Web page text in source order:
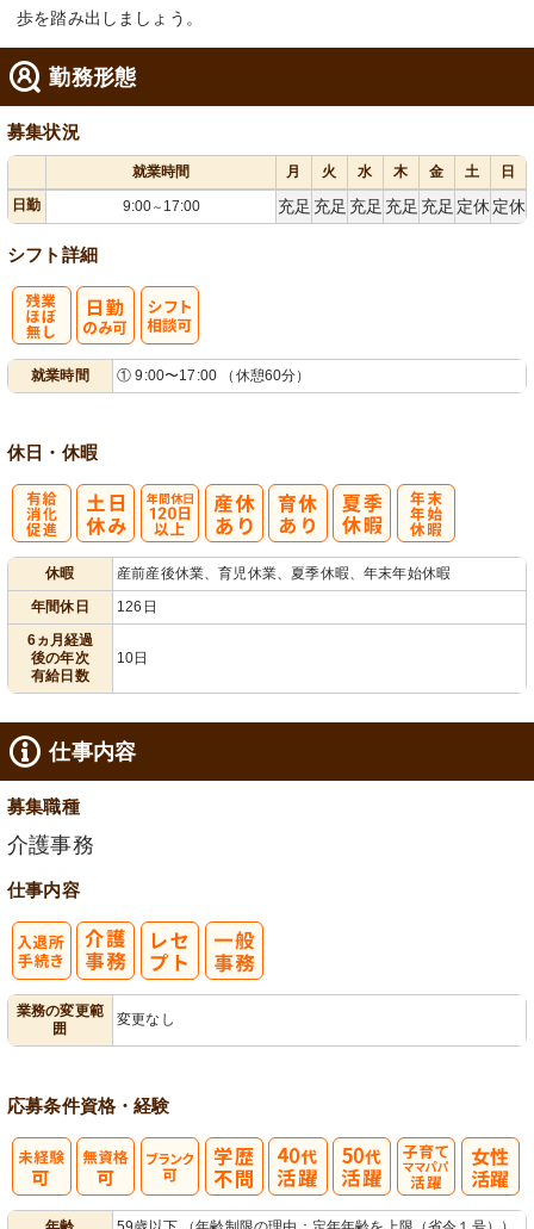
歩を踏み出しましょう。
勤務形態
募集状況
就業時間 月 火 水 木 金 土
日
日勤
9:00～ 17:00 充足 充足 充足 充足 充足 定休 定休
シフト詳細
就業時間 ① 9:00〜17:00 （休憩60分）
休日・休暇
休暇
産前産後休業、育児休業、夏季休暇、年末年始休暇
年間休日
126日
6ヵ月経過
後の年次
有給日数
10日
仕事内容
募集職種
介護事務
仕事内容
業務の変更範
囲
変更なし
応募条件資格・経験